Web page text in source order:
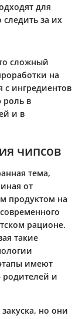
для
за их
сложный
на
с ингредиентов
роль в
и в
чипсов
тема,
от
продуктом на
рационе.
такие
имеют
родителей и
но они